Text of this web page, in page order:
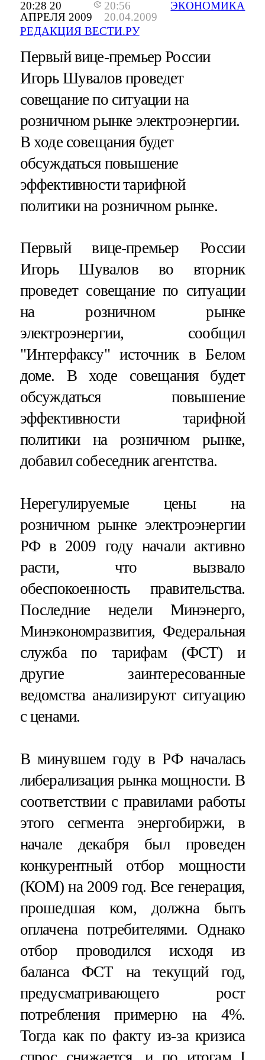
20:28 20
АПРЕЛЯ 2009
20:56
20.04.2009
РЕДАКЦИЯ ВЕСТИ.РУ
ЭКОНОМИКА
Первый вице-премьер России
Игорь Шувалов проведет
совещание по ситуации на
розничном рынке электроэнергии.
В ходе совещания будет
обсуждаться повышение
эффективности тарифной
политики на розничном рынке.
Первый вице-премьер России
Игорь Шувалов во вторник
проведет совещание по ситуации
на розничном рынке
электроэнергии, сообщил
"Интерфаксу" источник в Белом
доме. В ходе совещания будет
обсуждаться повышение
эффективности тарифной
политики на розничном рынке,
добавил собеседник агентства.
Нерегулируемые цены на
розничном рынке электроэнергии
РФ в 2009 году начали активно
расти, что вызвало
обеспокоенность правительства.
Последние недели Минэнерго,
Минэкономразвития, Федеральная
служба по тарифам (ФСТ) и
другие заинтересованные
ведомства анализируют ситуацию
с ценами.
В минувшем году в РФ началась
либерализация рынка мощности. В
соответствии с правилами работы
этого сегмента энергобиржи, в
начале декабря был проведен
конкурентный отбор мощности
(КОМ) на 2009 год. Все генерация,
прошедшая ком, должна быть
оплачена потребителями. Однако
отбор проводился исходя из
баланса ФСТ на текущий год,
предусматривающего рост
потребления примерно на 4%.
Тогда как по факту из-за кризиса